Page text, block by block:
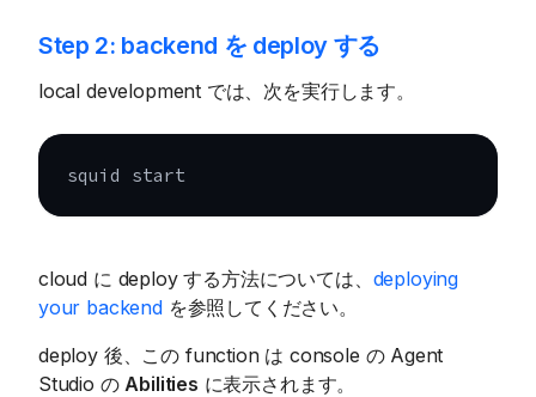
Step 2: backend を deploy する
local development では、次を実行します。
squid start
cloud に deploy する方法については、 deploying
your backendを参照してください。
deploy 後、この function は console の Agent
Studio の Abilities に表示されます。